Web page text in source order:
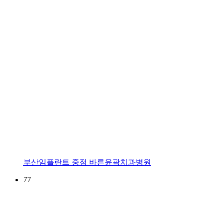
부산임플란트 중점 바른윤곽치과병원
77